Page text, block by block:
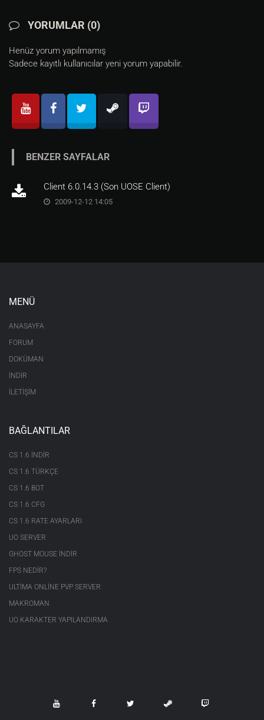
YORUMLAR (0)
Henüz yorum yapılmamış
Sadece kayıtlı kullanıcılar yeni yorum yapabilir.
BENZER SAYFALAR
Client 6.0.14.3 (Son UOSE Client)
2009-12-12 14:05
MENÜ
ANASAYFA
FORUM
DOKÜMAN
İNDİR
İLETİŞİM
BAĞLANTILAR
CS 1.6 INDIR
CS 1.6 TÜRKÇE
CS 1.6 BOT
CS 1.6 CFG
CS 1.6 RATE AYARLARI
UO SERVER
GHOST MOUSE INDIR
FPS NEDIR?
ULTIMA ONLINE PVP SERVER
MAKROMAN
UO KARAKTER YAPILANDIRMA